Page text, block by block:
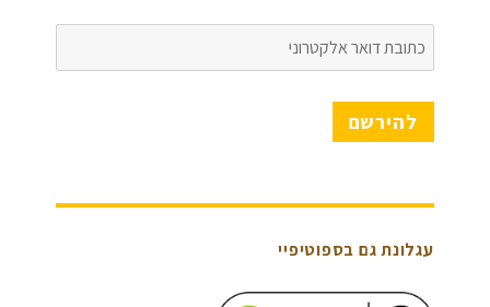
דואר
אלקטרוני
להירשם
עגלונת גם בספוטיפיי